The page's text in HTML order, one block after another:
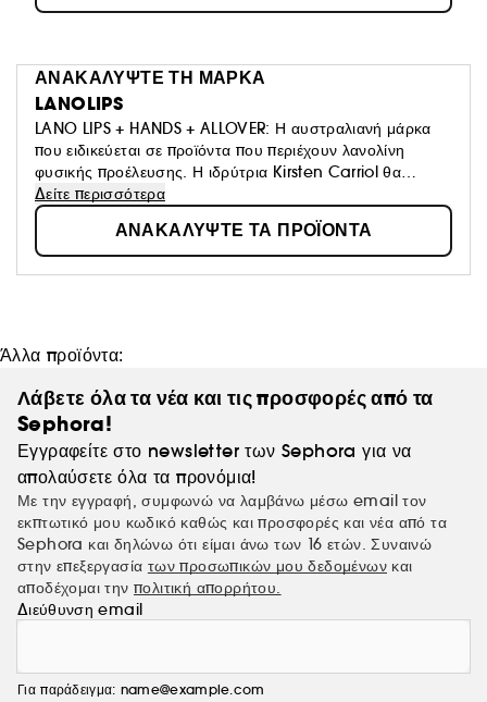
ΑΝΑΚΑΛΥΨΤΕ ΤΗ ΜΑΡΚΑ
LANOLIPS
LANO LIPS + HANDS + ALLOVER: Η αυστραλιανή μάρκα
που ειδικεύεται σε προϊόντα που περιέχουν λανολίνη
φυσικής προέλευσης. Η ιδρύτρια Kirsten Carriol θα
ταξίδευε με το αεροπλάνο όταν διαπίστωσε ότι δεν είχε
βάλσαμο για τα χείλη. Αποφάσισε έτσι να δημιουργήσει τη
μάρκα καλλυντικών της Lanolips. Η μάρκα προσφέρει
τώρα προϊόντα για τα χέρια, τα χείλη και το σώμα για ένα
απαλό και ενυδατωμένο δέρμα.
Δείτε περισσότερα
ΑΝΑΚΑΛΥΨΤΕ ΤΑ ΠΡΟΪΟΝΤΑ
Άλλα προϊόντα:
Λάβετε όλα τα νέα και τις προσφορές από τα
Sephora!
Εγγραφείτε στο newsletter των Sephora για να
απολαύσετε όλα τα προνόμια!
Με την εγγραφή, συμφωνώ να λαμβάνω μέσω email τον
εκπτωτικό μου κωδικό καθώς και προσφορές και νέα από τα
Sephora και δηλώνω ότι είμαι άνω των 16 ετών. Συναινώ
στην επεξεργασία των προσωπικών μου δεδομένων και
αποδέχομαι την πολιτική απορρήτου.
Διεύθυνση email
Για παράδειγμα: name@example.com